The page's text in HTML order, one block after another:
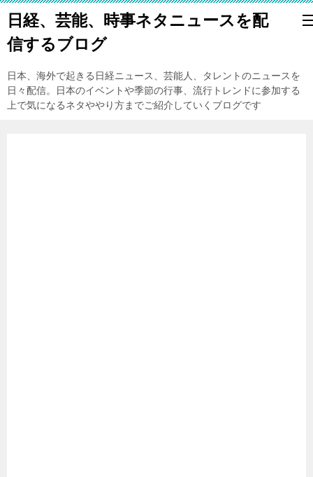
日経、芸能、時事ネタニュースを配
信するブログ
日本、海外で起きる日経ニュース、芸能人、タレントのニュースを
日々配信。日本のイベントや季節の行事、流行トレンドに参加する
上で気になるネタややり方までご紹介していくブログです